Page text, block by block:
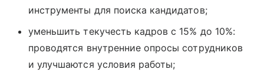
инструменты для поиска кандидатов;
уменьшить текучесть кадров с 15% до 10%:
проводятся внутренние опросы сотрудников
и улучшаются условия работы;